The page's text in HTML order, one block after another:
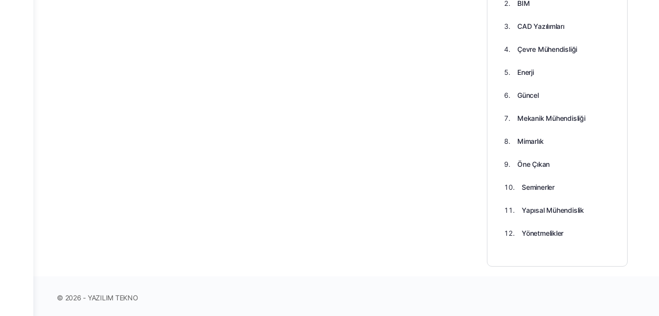
BIM
CAD Yazılımları
Çevre Mühendisliği
Enerji
Güncel
Mekanik Mühendisliği
Mimarlık
Öne Çıkan
Seminerler
Yapısal Mühendislik
Yönetmelikler
© 2026 - YAZILIM TEKNO